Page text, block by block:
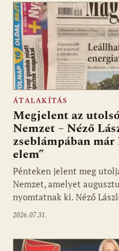
ÁTALAKÍTÁS
Megjelent az
Nemzet – Néző
zseblámpában
elem”
Pénteken jelent meg
Nemzet, amelyet
nyomtatnak ki. Néző
2026.07.31.